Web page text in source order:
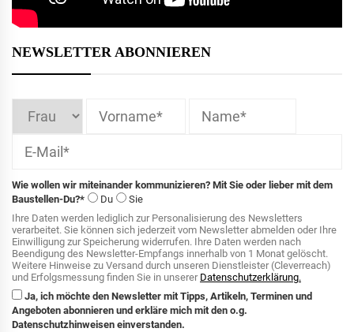
NEWSLETTER ABONNIEREN
Wie wollen wir miteinander kommunizieren? Mit Sie oder lieber mit dem
Baustellen-Du?*
Du
Sie
Ihre Daten werden lediglich zur Personalisierung des Newsletters
verarbeitet. Sie können sich jederzeit vom Newsletter abmelden oder Ihre
Einwilligung zur Speicherung widerrufen. Ihre Daten werden nach
Beendigung des Newsletter-Empfangs innerhalb von 1 Monat gelöscht.
Weitere Hinweise zu Versand durch unseren Dienstleister (Cleverreach)
und Erfolgsmessung finden Sie in unserer Datenschutzerklärung.
Ja, ich möchte den Newsletter mit Tipps, Artikeln, Terminen und
Angeboten abonnieren und erkläre mich mit den o.g.
Datenschutzhinweisen einverstanden.